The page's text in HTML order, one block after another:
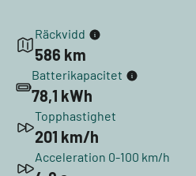
Räckvidd
586 km
Batterikapacitet
78,1 kWh
Topphastighet
201 km/h
Acceleration 0-100 km/h